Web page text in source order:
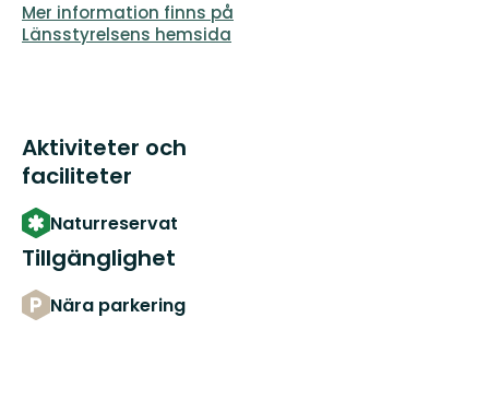
Mer information finns på
Länsstyrelsens hemsida
Aktiviteter och
faciliteter
Naturreservat
Tillgänglighet
Nära parkering